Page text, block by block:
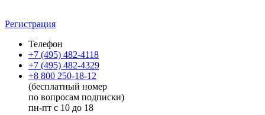
Регистрация
Телефон
+7 (495) 482-4118
+7 (495) 482-4329
+8 800 250-18-12
(бесплатный номер
по вопросам подписки)
пн-пт с 10 до 18